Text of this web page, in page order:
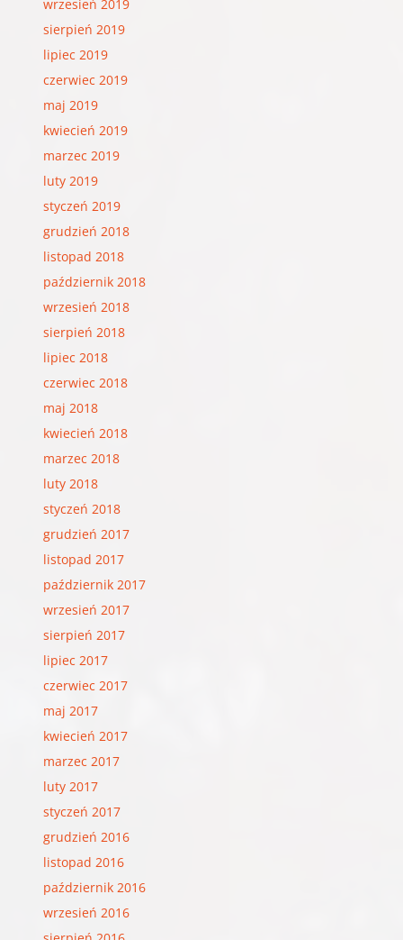
wrzesień 2019
sierpień 2019
lipiec 2019
czerwiec 2019
maj 2019
kwiecień 2019
marzec 2019
luty 2019
styczeń 2019
grudzień 2018
listopad 2018
październik 2018
wrzesień 2018
sierpień 2018
lipiec 2018
czerwiec 2018
maj 2018
kwiecień 2018
marzec 2018
luty 2018
styczeń 2018
grudzień 2017
listopad 2017
październik 2017
wrzesień 2017
sierpień 2017
lipiec 2017
czerwiec 2017
maj 2017
kwiecień 2017
marzec 2017
luty 2017
styczeń 2017
grudzień 2016
listopad 2016
październik 2016
wrzesień 2016